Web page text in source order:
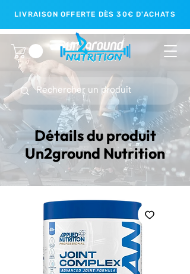
LIVRAISON OFFERTE DÈS 30€ D'ACHATS
Détails du produit
Un2ground Nutrition